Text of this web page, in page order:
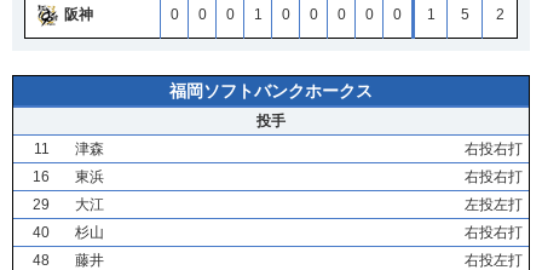
阪神 0 0 0 1 0 0 0 0 0 1 5 2
福岡ソフトバンクホークス
投手
11
津森
右投右打
16
東浜
右投右打
29
大江
左投左打
40
杉山
右投右打
48
藤井
右投左打